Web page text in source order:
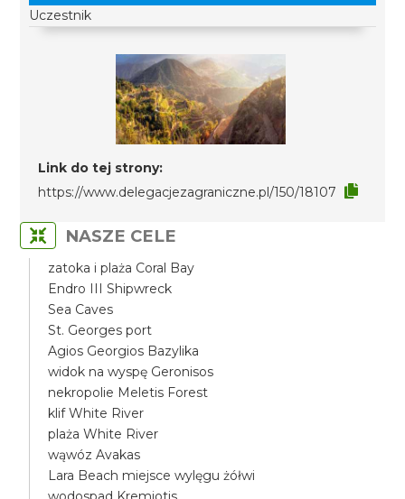
Uczestnik
Link do tej strony:
https://www.delegacjezagraniczne.pl/150/18107
NASZE CELE
zatoka i plaża Coral Bay
Endro III Shipwreck
Sea Caves
St. Georges port
Agios Georgios Bazylika
widok na wyspę Geronisos
nekropolie Meletis Forest
klif White River
plaża White River
wąwóz Avakas
Lara Beach miejsce wylęgu żółwi